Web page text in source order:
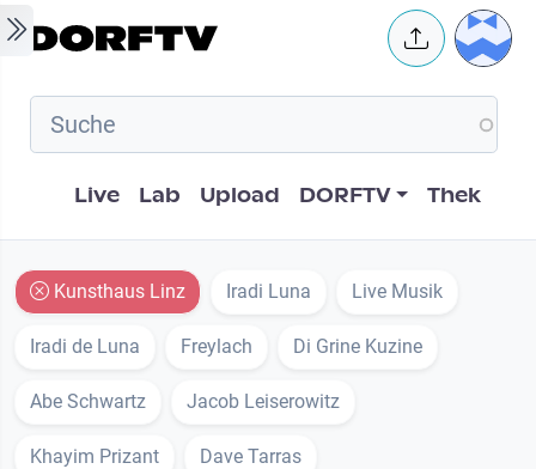
Skip to main content User
Hauptnavigation
Live Lab Upload DORFTV Thek
Kunsthaus Linz Iradi Luna Live Musik
Iradi de Luna Freylach Di Grine Kuzine
Abe Schwartz Jacob Leiserowitz
Khayim Prizant Dave Tarras